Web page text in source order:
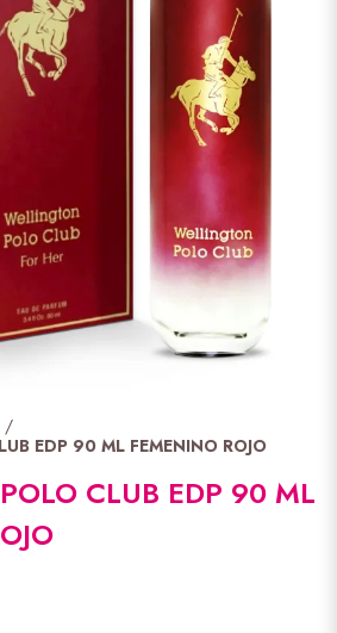
/
EDP 90 ML FEMENINO ROJO
CLUB EDP 90 ML